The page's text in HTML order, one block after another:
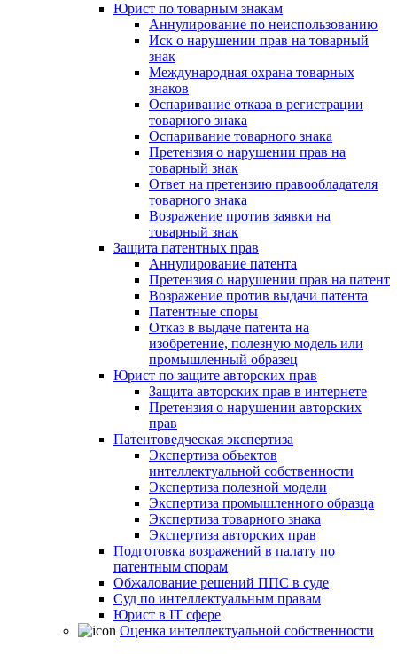
Юрист по товарным знакам
Аннулирование по неиспользованию
Иск о нарушении прав на товарный
знак
Международная охрана товарных
знаков
Оспаривание отказа в регистрации
товарного знака
Оспаривание товарного знака
Претензия о нарушении прав на
товарный знак
Ответ на претензию правообладателя
товарного знака
Возражение против заявки на
товарный знак
Защита патентных прав
Аннулирование патента
Претензия о нарушении прав на патент
Возражение против выдачи патента
Патентные споры
Отказ в выдаче патента на
изобретение, полезную модель или
промышленный образец
Юрист по защите авторских прав
Защита авторских прав в интернете
Претензия о нарушении авторских
прав
Патентоведческая экспертиза
Экспертиза объектов
интеллектуальной собственности
Экспертиза полезной модели
Экспертиза промышленного образца
Экспертиза товарного знака
Экспертиза авторских прав
Подготовка возражений в палату по
патентным спорам
Обжалование решений ППС в суде
Суд по интеллектуальным правам
Юрист в IT сфере
Оценка интеллектуальной собственности